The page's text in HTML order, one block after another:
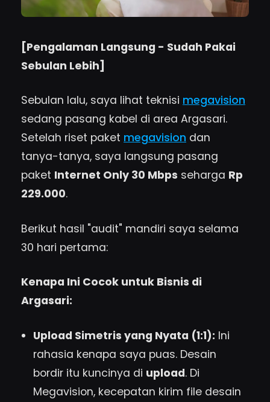
[Pengalaman Langsung - Sudah Pakai
Sebulan Lebih]
Sebulan lalu, saya lihat teknisi megavision
sedang pasang kabel di area Argasari.
Setelah riset paket megavision dan
tanya-tanya, saya langsung pasang
paket Internet Only 30 Mbps seharga Rp
229.000.
Berikut hasil "audit" mandiri saya selama
30 hari pertama:
Kenapa Ini Cocok untuk Bisnis di
Argasari:
Upload Simetris yang Nyata (1:1): Ini
rahasia kenapa saya puas. Desain
bordir itu kuncinya di upload. Di
Megavision, kecepatan kirim file desain